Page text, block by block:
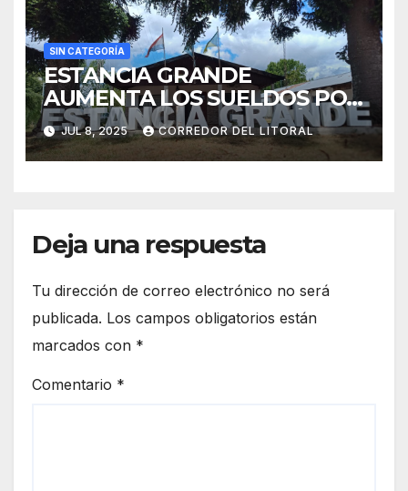
SIN CATEGORÍA
ESTANCIA GRANDE
AUMENTA LOS SUELDOS POR
ENCIMA DE LA INFLACIÓN Y
OTORGA BONO
EXTRAORDINARIO
JUL 8, 2025 CORREDOR DEL LITORAL
Deja una respuesta
Tu dirección de correo electrónico no será
publicada. Los campos obligatorios están
marcados con *
Comentario *